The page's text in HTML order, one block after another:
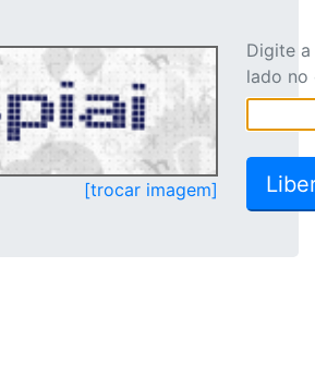
[trocar imagem]
Digite
lado no